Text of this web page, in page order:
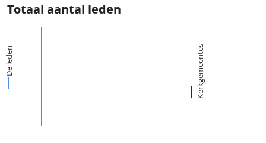
Totaal aantal leden
De leden Kerkgemeentes